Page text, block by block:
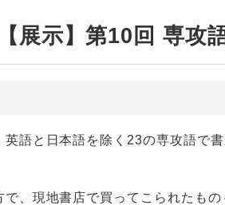
示】第10回 専攻
英語と日本語を除く23の専攻語で
で、現地書店で買ってこられたも